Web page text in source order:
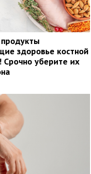
здоровье костной
Срочно уберите их